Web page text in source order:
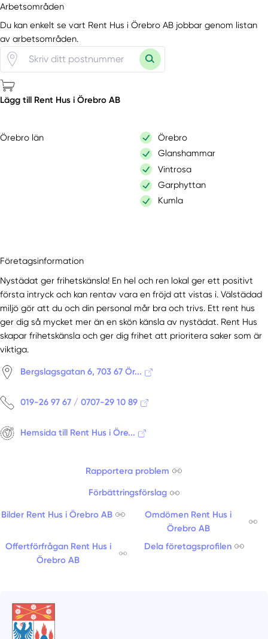
Arbetsområden
Du kan enkelt se vart Rent Hus i Örebro AB jobbar genom listan
av arbetsområden.
Lägg till Rent Hus i Örebro AB
Örebro län
Örebro
Glanshammar
Vintrosa
Garphyttan
Kumla
Företagsinformation
Nystädat ger frihetskänsla! En hel och ren lokal ger ett positivt
första intryck och kan rentav vara en fröjd att vistas i. Välstädad
miljö gör att du och din personal mår bra och trivs. Ett rent hus
ger dig så mycket mer än en skön känsla av nystädat. Rent Hus
skapar frihetskänsla och ger dig frihet att prioritera saker som är
viktiga.
Bergslagsgatan 6, 703 67 Ör...
019-26 97 67 / 0707-29 10 89
Hemsida till Rent Hus i Öre...
Rapportera problem
Förbättringsförslag
Bilder Rent Hus i Örebro AB
Omdömen Rent Hus i
Örebro AB
Offertförfrågan Rent Hus i
Örebro AB
Dela företagsprofilen